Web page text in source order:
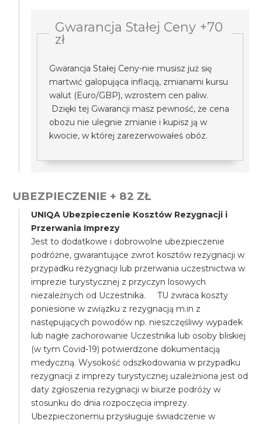
Gwarancja Stałej Ceny +70
zł
Gwarancja Stałej Ceny-nie musisz już się
martwić galopująca inflacją, zmianami kursu
walut (Euro/GBP), wzrostem cen paliw.
Dzięki tej Gwarancji masz pewność, że cena
obozu nie ulegnie zmianie i kupisz ją w
kwocie, w której zarezerwowałeś obóz.
UBEZPIECZENIE + 82 ZŁ
UNIQA Ubezpieczenie Kosztów Rezygnacji i
Przerwania Imprezy
Jest to dodatkowe i dobrowolne ubezpieczenie
podróżne, gwarantujące zwrot kosztów rezygnacji w
przypadku rezygnacji lub przerwania uczestnictwa w
imprezie turystycznej z przyczyn losowych
niezależnych od Uczestnika. TU zwraca koszty
poniesione w związku z rezygnacją m.in z
następujących powodów np. nieszczęśliwy wypadek
lub nagłe zachorowanie Uczestnika lub osoby bliskiej
(w tym Covid-19) potwierdzone dokumentacją
medyczną. Wysokość odszkodowania w przypadku
rezygnacji z imprezy turystycznej uzależniona jest od
daty zgłoszenia rezygnacji w biurze podróży w
stosunku do dnia rozpoczęcia imprezy.
Ubezpieczonemu przysługuje świadczenie w